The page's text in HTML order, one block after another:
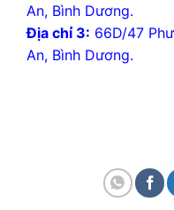
An, Bình Dương.
Địa chỉ 3: 66D/47
An, Bình Dương.